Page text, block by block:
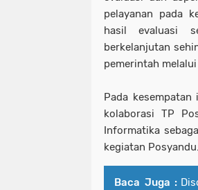
pelayanan pada
hasil evaluasi
berkelanjutan
pemerintah
Pada
kolaborasi TP
Informatika
kegiatan Posyandu.
Baca Juga :